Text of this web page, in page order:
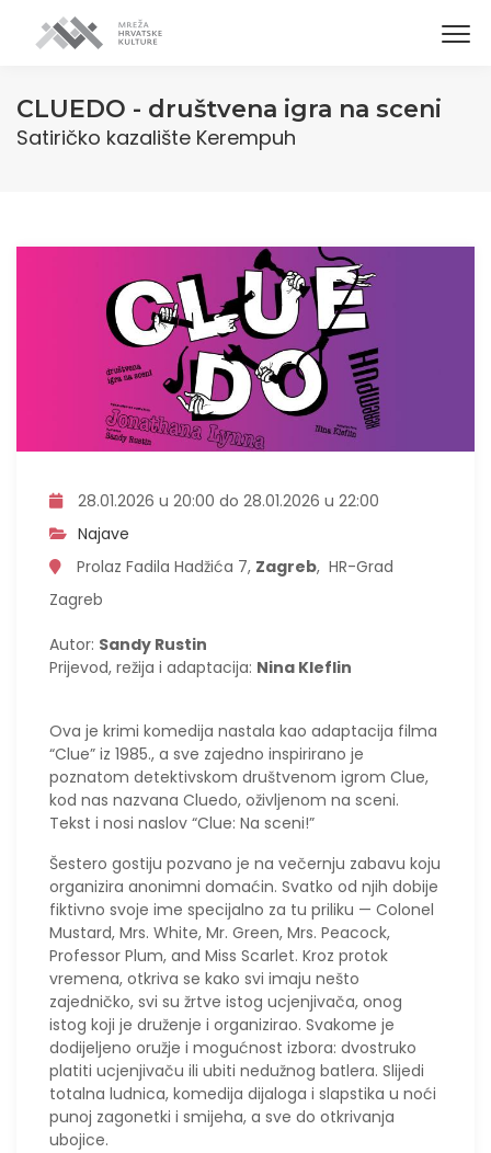
CLUEDO - društvena igra na sceni
Satiričko kazalište Kerempuh
28.01.2026 u 20:00 do 28.01.2026 u 22:00
Najave
Prolaz Fadila Hadžića 7, Zagreb, HR-Grad
Zagreb
Autor: Sandy Rustin
Prijevod, režija i adaptacija: Nina Kleflin
Ova je krimi komedija nastala kao adaptacija filma
“Clue” iz 1985., a sve zajedno inspirirano je
poznatom detektivskom društvenom igrom Clue,
kod nas nazvana Cluedo, oživljenom na sceni.
Tekst i nosi naslov “Clue: Na sceni!”
Šestero gostiju pozvano je na večernju zabavu koju
organizira anonimni domaćin. Svatko od njih dobije
fiktivno svoje ime specijalno za tu priliku — Colonel
Mustard, Mrs. White, Mr. Green, Mrs. Peacock,
Professor Plum, and Miss Scarlet. Kroz protok
vremena, otkriva se kako svi imaju nešto
zajedničko, svi su žrtve istog ucjenjivača, onog
istog koji je druženje i organizirao. Svakome je
dodijeljeno oružje i mogućnost izbora: dvostruko
platiti ucjenjivaču ili ubiti nedužnog batlera. Slijedi
totalna ludnica, komedija dijaloga i slapstika u noći
punoj zagonetki i smijeha, a sve do otkrivanja
ubojice.